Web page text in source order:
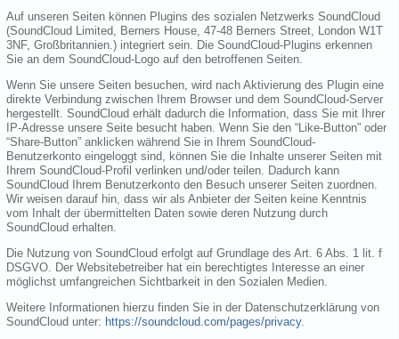
Auf unseren Seiten können Plugins des sozialen Netzwerks SoundCloud
(SoundCloud Limited, Berners House, 47-48 Berners Street, London W1T
3NF, Großbritannien.) integriert sein. Die SoundCloud-Plugins erkennen
Sie an dem SoundCloud-Logo auf den betroffenen Seiten.
Wenn Sie unsere Seiten besuchen, wird nach Aktivierung des Plugin eine
direkte Verbindung zwischen Ihrem Browser und dem SoundCloud-Server
hergestellt. SoundCloud erhält dadurch die Information, dass Sie mit Ihrer
IP-Adresse unsere Seite besucht haben. Wenn Sie den “Like-Button” oder
“Share-Button” anklicken während Sie in Ihrem SoundCloud-
Benutzerkonto eingeloggt sind, können Sie die Inhalte unserer Seiten mit
Ihrem SoundCloud-Profil verlinken und/oder teilen. Dadurch kann
SoundCloud Ihrem Benutzerkonto den Besuch unserer Seiten zuordnen.
Wir weisen darauf hin, dass wir als Anbieter der Seiten keine Kenntnis
vom Inhalt der übermittelten Daten sowie deren Nutzung durch
SoundCloud erhalten.
Die Nutzung von SoundCloud erfolgt auf Grundlage des Art. 6 Abs. 1 lit. f
DSGVO. Der Websitebetreiber hat ein berechtigtes Interesse an einer
möglichst umfangreichen Sichtbarkeit in den Sozialen Medien.
Weitere Informationen hierzu finden Sie in der Datenschutzerklärung von
SoundCloud unter: https://soundcloud.com/pages/privacy.